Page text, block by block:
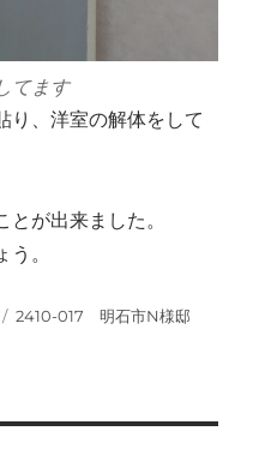
てます
り、洋室の解体をして
が出来ました。
。
カ
2410-017 明石市N様邸